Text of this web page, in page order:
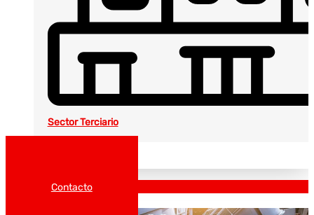
Sector Terciario
Contacto